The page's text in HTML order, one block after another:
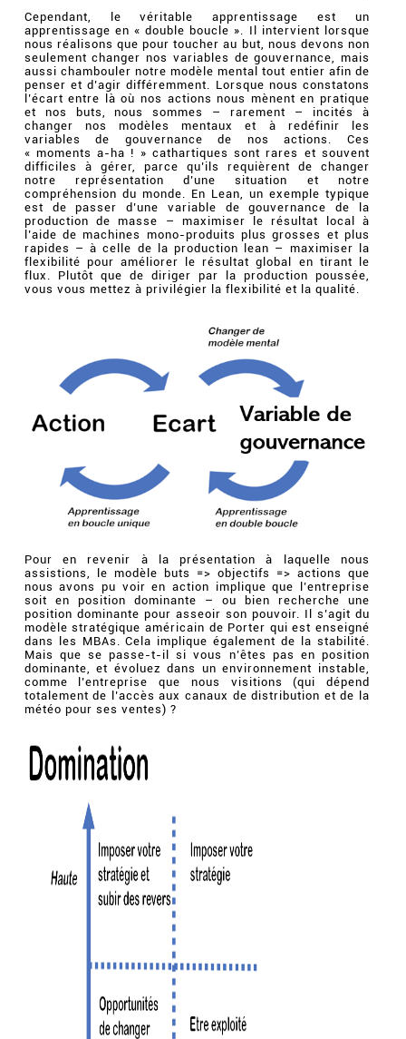
Cependant, le véritable apprentissage est un
apprentissage en « double boucle ». Il intervient lorsque
nous réalisons que pour toucher au but, nous devons non
seulement changer nos variables de gouvernance, mais
aussi chambouler notre modèle mental tout entier afin de
penser et d’agir différemment. Lorsque nous constatons
l’écart entre là où nos actions nous mènent en pratique
et nos buts, nous sommes – rarement – incités à
changer nos modèles mentaux et à redéfinir les
variables de gouvernance de nos actions. Ces
« moments a-ha ! » cathartiques sont rares et souvent
difficiles à gérer, parce qu’ils requièrent de changer
notre représentation d’une situation et notre
compréhension du monde. En Lean, un exemple typique
est de passer d’une variable de gouvernance de la
production de masse – maximiser le résultat local à
l’aide de machines mono-produits plus grosses et plus
rapides – à celle de la production lean – maximiser la
flexibilité pour améliorer le résultat global en tirant le
flux. Plutôt que de diriger par la production poussée,
vous vous mettez à privilégier la flexibilité et la qualité.
Pour en revenir à la présentation à laquelle nous
assistions, le modèle buts => objectifs => actions que
nous avons pu voir en action implique que l’entreprise
soit en position dominante – ou bien recherche une
position dominante pour asseoir son pouvoir. Il s’agit du
modèle stratégique américain de Porter qui est enseigné
dans les MBAs. Cela implique également de la stabilité.
Mais que se passe-t-il si vous n’êtes pas en position
dominante, et évoluez dans un environnement instable,
comme l’entreprise que nous visitions (qui dépend
totalement de l’accès aux canaux de distribution et de la
météo pour ses ventes) ?